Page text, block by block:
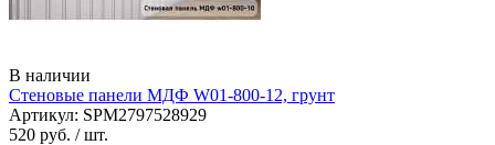
В наличии
Стеновые панели МДФ W01-800-12, грунт
Артикул: SPM2797528929
520 руб. / шт.